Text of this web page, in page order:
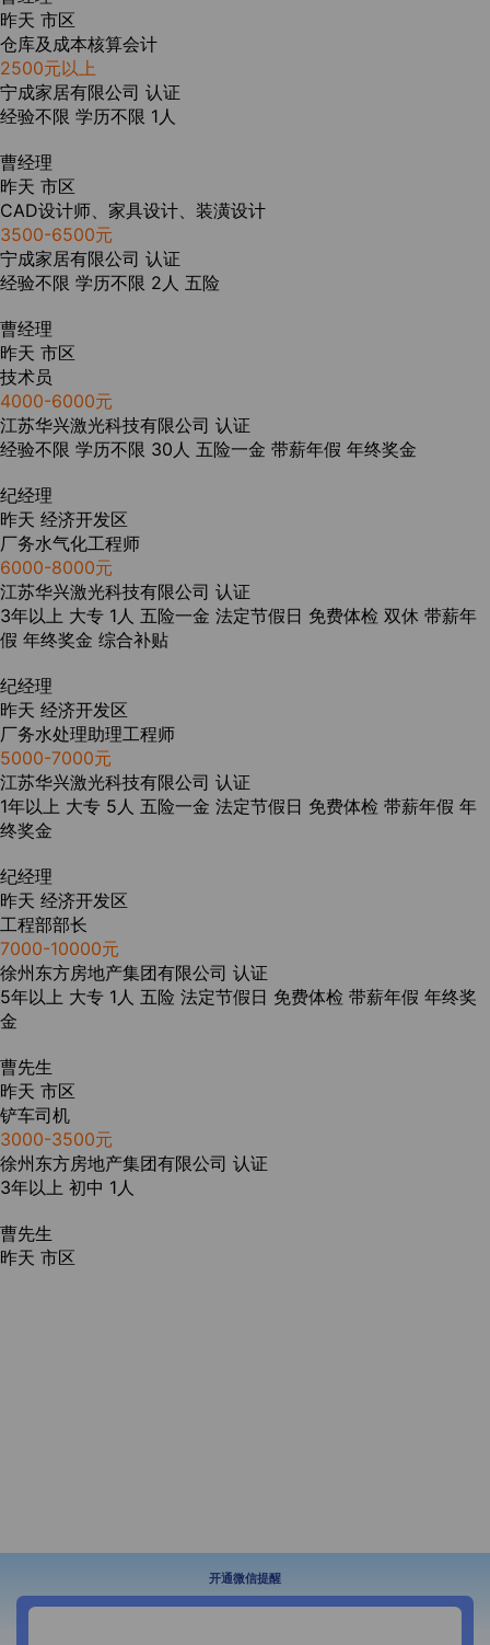
昨天 市区
仓库及成本核算会计
2500元以上
宁成家居有限公司 认证
经验不限 学历不限 1人
曹经理
昨天 市区
CAD设计师、家具设计、装潢设计
3500-6500元
宁成家居有限公司 认证
经验不限 学历不限 2人 五险
曹经理
昨天 市区
技术员
4000-6000元
江苏华兴激光科技有限公司 认证
经验不限 学历不限 30人 五险一金 带薪年假 年终奖金
纪经理
昨天 经济开发区
厂务水气化工程师
6000-8000元
江苏华兴激光科技有限公司 认证
3年以上 大专 1人 五险一金 法定节假日 免费体检 双休 带薪年
假 年终奖金 综合补贴
纪经理
昨天 经济开发区
厂务水处理助理工程师
5000-7000元
江苏华兴激光科技有限公司 认证
1年以上 大专 5人 五险一金 法定节假日 免费体检 带薪年假 年
终奖金
纪经理
昨天 经济开发区
工程部部长
7000-10000元
徐州东方房地产集团有限公司 认证
5年以上 大专 1人 五险 法定节假日 免费体检 带薪年假 年终奖
金
曹先生
昨天 市区
铲车司机
3000-3500元
徐州东方房地产集团有限公司 认证
3年以上 初中 1人
曹先生
昨天 市区
开通微信提醒